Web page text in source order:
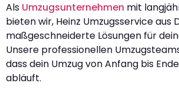
Als Umzugsunternehmen mit
bieten wir, Heinz Umzugsservice aus
maßgeschneiderte Lösungen für
Unsere professionellen
dass dein Umzug von Anfang bis
abläuft.